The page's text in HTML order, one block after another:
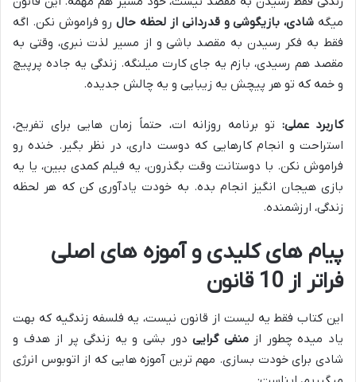
میگه شادی، بازیگوشی و قدردانی از لحظه حالرو فراموش نکن. اگه
فقط به فکر رسیدن به مقصد باشی و از مسیر لذت نبری، وقتی به
مقصد هم رسیدی، بازم یه جای کارت میلنگه. زندگی یه جاده پرپیچ
و خمه که تو هر پیچش یه زیبایی و یه چالش جدیده.
کاربرد عملی: تو برنامه روزانه ات، حتماً زمان هایی برای تفریح،
استراحت و انجام کارهایی که دوست داری، در نظر بگیر. خنده رو
فراموش نکن. با دوستانت وقت بگذرون، یه فیلم کمدی ببین، یا یه
بازی هیجان انگیز انجام بده. به خودت یادآوری کن که هر لحظه
زندگی، ارزشمنده.
پیام های کلیدی و آموزه های اصلی
فراتر از 10 قانون
این کتاب فقط یه لیست از قانون نیست، یه فلسفه زندگیه که بهت
یاد میده چطور ازمنفی گراییدور بشی و یه زندگی پر از هدف و
شادی برای خودت بسازی. مهم ترین آموزه هایی که از اتوبوس انرژی